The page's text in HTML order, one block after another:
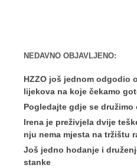
NEDAVNO OBJAVLJENO:
HZZO još jednom odgodio
lijekova na koje čekamo
Pogledajte gdje se
Irena je preživjela dvije
nju nema mjesta na tržištu
Još jedno hodanje i
stanke